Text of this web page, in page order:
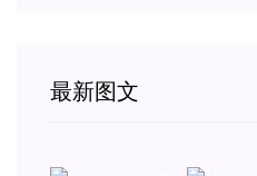
最新图文